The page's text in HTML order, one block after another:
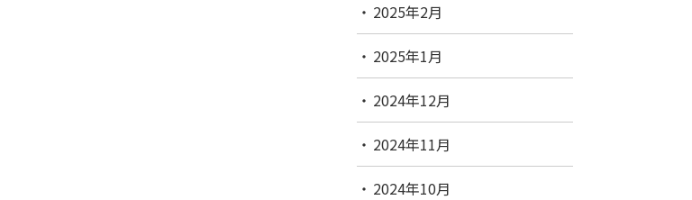
2025年2月
2025年1月
2024年12月
2024年11月
2024年10月